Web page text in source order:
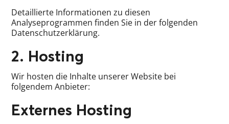
Detaillierte Informationen zu diesen
Analyseprogrammen finden Sie in der folgenden
Datenschutzerklärung.
2. Hosting
Wir hosten die Inhalte unserer Website bei
folgendem Anbieter:
Externes Hosting